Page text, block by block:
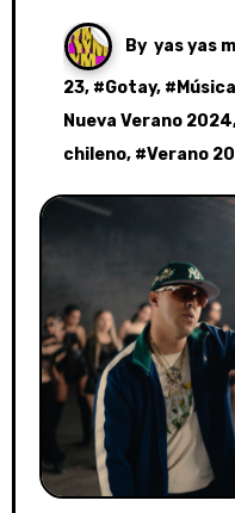
By yas yas
23, #Gotay, #
Nueva Verano 2024
chileno, #Verano